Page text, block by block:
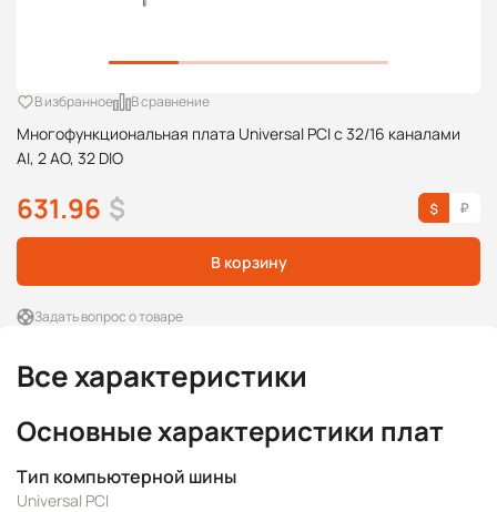
Многофункциональная плата Universal PCI с 32/16 каналами
AI, 2 AO, 32 DIO
В избранное В сравнение
631.96 $
В корзину
Задать вопрос о товаре
Все характеристики
Основные характеристики плат
Тип компьютерной шины
Universal PCI